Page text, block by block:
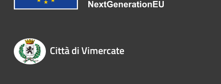
Città di Vimercate